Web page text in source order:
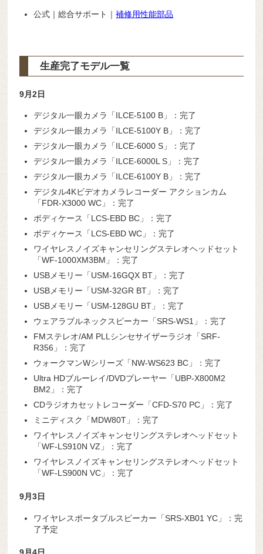
公式｜総合サポート｜補修用性能部品
生産完了モデル一覧
9月2日
デジタル一眼カメラ「ILCE-5100 B」：完了
デジタル一眼カメラ「ILCE-5100Y B」：完了
デジタル一眼カメラ「ILCE-6000 S」：完了
デジタル一眼カメラ「ILCE-6000L S」：完了
デジタル一眼カメラ「ILCE-6100Y B」：完了
デジタル4Kビデオカメラレコーダー アクションカム
「FDR-X3000 WC」：完了
ボディケース「LCS-EBD BC」：完了
ボディケース「LCS-EBD WC」：完了
ワイヤレスノイズキャンセリングステレオヘッドセット
「WF-1000XM3BM」：完了
USBメモリー「USM-16GQX BT」：完了
USBメモリー「USM-32GR BT」：完了
USBメモリー「USM-128GU BT」：完了
ウェアラブルネックスピーカー「SRS-WS1」：完了
FMステレオ/AM PLLシンセサイザーラジオ「SRF-
R356」：完了
ウォークマンWシリーズ「NW-WS623 BC」：完了
Ultra HDブルーレイ/DVDプレーヤー「UBP-X800M2
BM2」：完了
CDラジオカセットレコーダー「CFD-S70 PC」：完了
ミニディスク「MDW80T」：完了
ワイヤレスノイズキャンセリングステレオヘッドセット
「WF-LS910N VZ」：完了
ワイヤレスノイズキャンセリングステレオヘッドセット
「WF-LS900N VC」：完了
9月3日
ワイヤレスポータブルスピーカー「SRS-XB01 YC」：完
了予定